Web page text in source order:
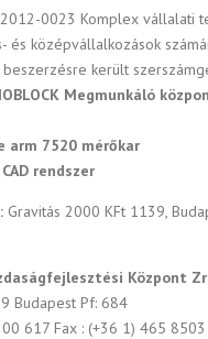
0023 Komplex vállalati
és középvállalkozások
került
Megmunkáló
arm 7520 mérőkar
rendszer
Gravitás 2000 KFt 1139,
Központ
Budapest Pf: 684
617 Fax : (+36 1) 465 8503